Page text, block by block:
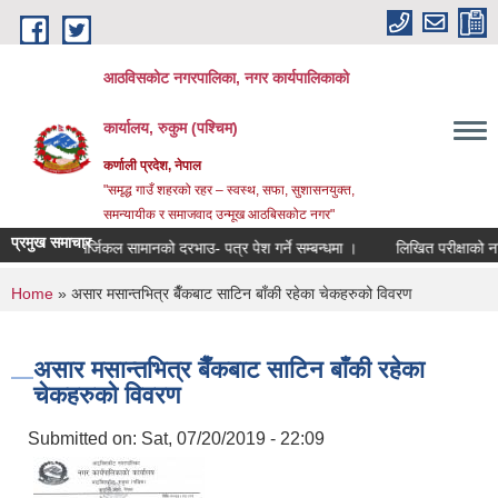
Skip to main content
आठविसकोट नगरपालिका, नगर कार्यपालिकाको
कार्यालय, रुकुम (पश्चिम)
कर्णाली प्रदेश, नेपाल
"समृद्ध गाउँ शहरको रहर – स्वस्थ, सफा, सुशासनयुक्त,
समन्यायीक र समाजवाद उन्मूख आठबिसकोट नगर"
प्रमुख समाचार
सर्जिकल सामानको दरभाउ- पत्र पेश गर्ने सम्बन्धमा । लिखित परीक्षाको नतिजा
You are here
Home » असार मसान्तभित्र बैँकबाट साटिन बाँकी रहेका चेकहरुको विवरण
असार मसान्तभित्र बैँकबाट साटिन बाँकी रहेका
चेकहरुको विवरण
Submitted on: Sat, 07/20/2019 - 22:09